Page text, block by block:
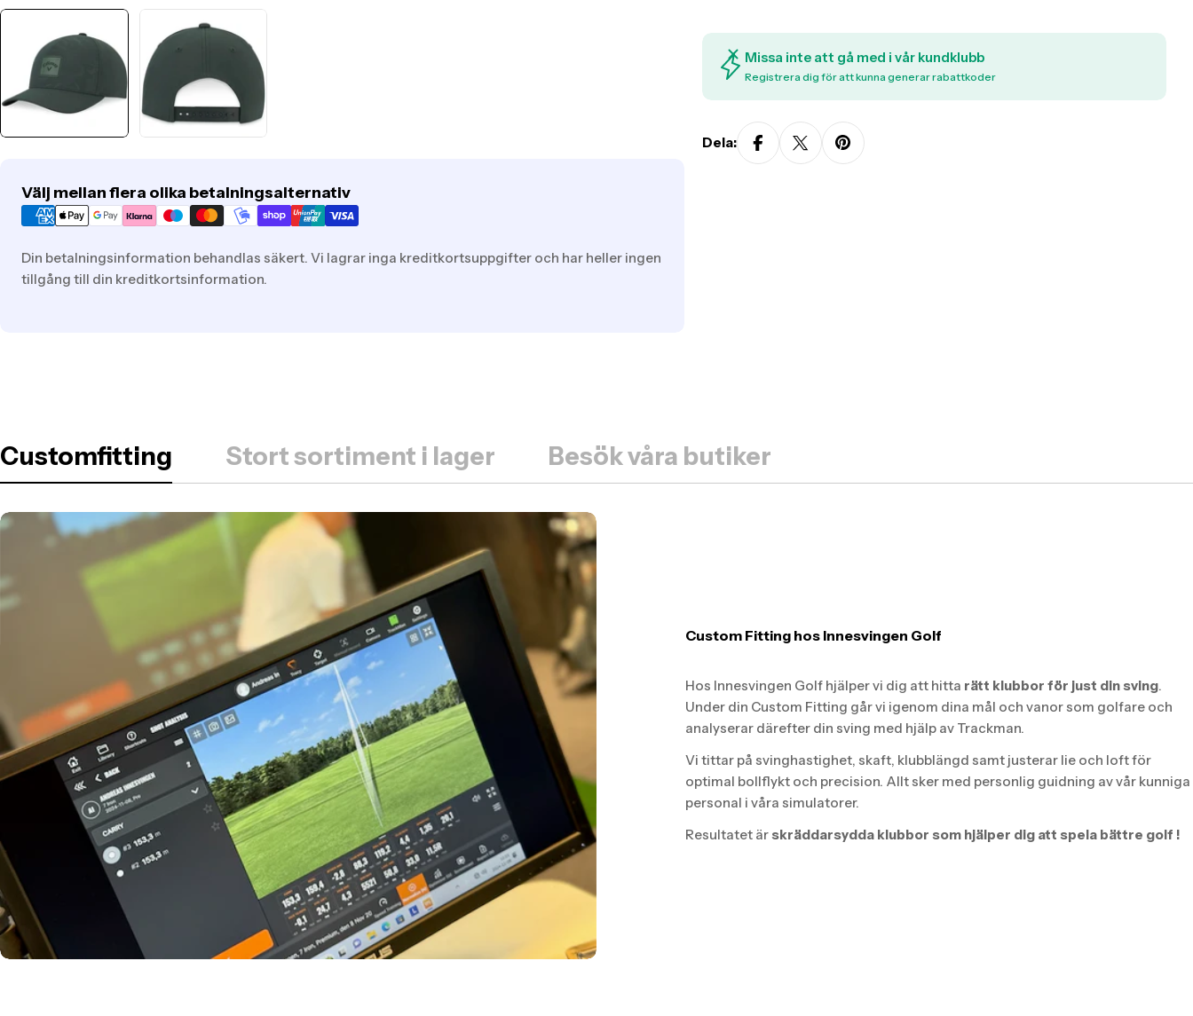
Välj mellan flera olika betalningsalternativ
Translation
missing:
sv.general.payment.methods
Din betalningsinformation behandlas säkert. Vi lagrar inga kreditkortsuppgifter och har heller ingen
tillgång till din kreditkortsinformation.
Missa inte att gå med i vår kundklubb
Registrera dig för att kunna generar rabattkoder
Dela:
Customfitting Stort sortiment i lager Besök våra butiker
Custom Fitting hos Innesvingen Golf
Hos Innesvingen Golf hjälper vi dig att hitta rätt klubbor för just din sving.
Under din Custom Fitting går vi igenom dina mål och vanor som golfare och
analyserar därefter din sving med hjälp av Trackman.
Vi tittar på svinghastighet, skaft, klubblängd samt justerar lie och loft för
optimal bollflykt och precision. Allt sker med personlig guidning av vår kunniga
personal i våra simulatorer.
Resultatet ärskräddarsydda klubbor som hjälper dig att spela bättre golf !